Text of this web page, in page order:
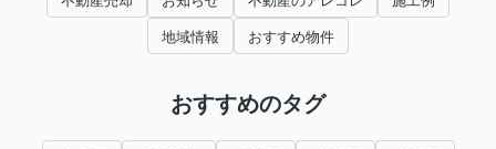
地域情報 おすすめ物件
おすすめのタグ